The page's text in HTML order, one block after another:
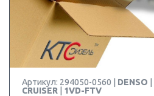
Артикул: 294050-0560 | DENSO
CRUISER
1VD-FTV